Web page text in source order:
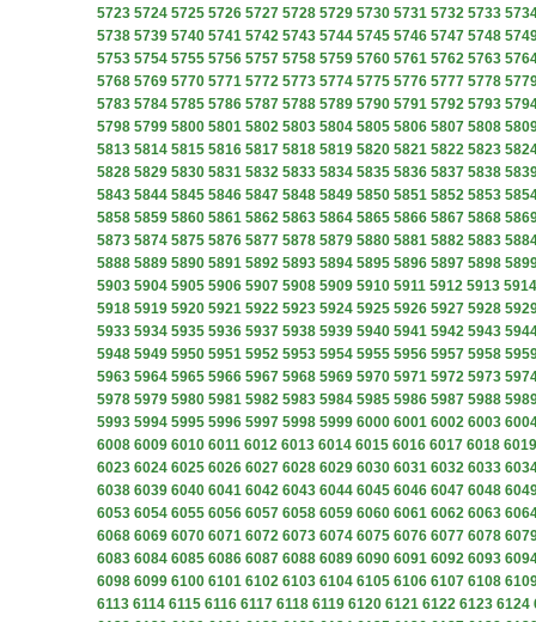
5723 5724 5725 5726 5727 5728 5729 5730 5731 5732 5733
5738 5739 5740 5741 5742 5743 5744 5745 5746 5747 5748
5753 5754 5755 5756 5757 5758 5759 5760 5761 5762 5763
5768 5769 5770 5771 5772 5773 5774 5775 5776 5777 5778
5783 5784 5785 5786 5787 5788 5789 5790 5791 5792 5793
5798 5799 5800 5801 5802 5803 5804 5805 5806 5807 5808
5813 5814 5815 5816 5817 5818 5819 5820 5821 5822 5823
5828 5829 5830 5831 5832 5833 5834 5835 5836 5837 5838
5843 5844 5845 5846 5847 5848 5849 5850 5851 5852 5853
5858 5859 5860 5861 5862 5863 5864 5865 5866 5867 5868
5873 5874 5875 5876 5877 5878 5879 5880 5881 5882 5883
5888 5889 5890 5891 5892 5893 5894 5895 5896 5897 5898
5903 5904 5905 5906 5907 5908 5909 5910 5911 5912 5913 5914
5918 5919 5920 5921 5922 5923 5924 5925 5926 5927 5928
5933 5934 5935 5936 5937 5938 5939 5940 5941 5942 5943
5948 5949 5950 5951 5952 5953 5954 5955 5956 5957 5958
5963 5964 5965 5966 5967 5968 5969 5970 5971 5972 5973
5978 5979 5980 5981 5982 5983 5984 5985 5986 5987 5988
5993 5994 5995 5996 5997 5998 5999 6000 6001 6002 6003
6008 6009 6010 6011 6012 6013 6014 6015 6016 6017 6018 6019
6023 6024 6025 6026 6027 6028 6029 6030 6031 6032 6033
6038 6039 6040 6041 6042 6043 6044 6045 6046 6047 6048
6053 6054 6055 6056 6057 6058 6059 6060 6061 6062 6063
6068 6069 6070 6071 6072 6073 6074 6075 6076 6077 6078
6083 6084 6085 6086 6087 6088 6089 6090 6091 6092 6093
6098 6099 6100 6101 6102 6103 6104 6105 6106 6107 6108
6113 6114 6115 6116 6117 6118 6119 6120 6121 6122 6123 6124